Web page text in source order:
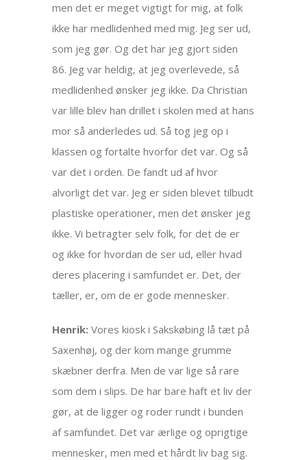
men det er meget vigtigt for mig, at folk
ikke har medlidenhed med mig. Jeg ser ud,
som jeg gør. Og det har jeg gjort siden
86. Jeg var heldig, at jeg overlevede, så
medlidenhed ønsker jeg ikke. Da Christian
var lille blev han drillet i skolen med at hans
mor så anderledes ud. Så tog jeg op i
klassen og fortalte hvorfor det var. Og så
var det i orden. De fandt ud af hvor
alvorligt det var. Jeg er siden blevet tilbudt
plastiske operationer, men det ønsker jeg
ikke. Vi betragter selv folk, for det de er
og ikke for hvordan de ser ud, eller hvad
deres placering i samfundet er. Det, der
tæller, er, om de er gode mennesker.
Henrik: Vores kiosk i Sakskøbing lå tæt på
Saxenhøj, og der kom mange grumme
skæbner derfra. Men de var lige så rare
som dem i slips. De har bare haft et liv der
gør, at de ligger og roder rundt i bunden
af samfundet. Det var ærlige og oprigtige
mennesker, men med et hårdt liv bag sig.